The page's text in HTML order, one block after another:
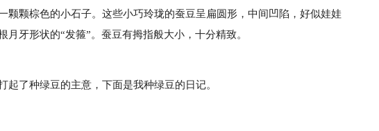
颗颗棕色的小石子。这些小巧玲珑的蚕豆呈扁圆形，中间凹陷，好似娃娃
月牙形状的“发箍”。蚕豆有拇指般大小，十分精致。
起了种绿豆的主意，下面是我种绿豆的日记。